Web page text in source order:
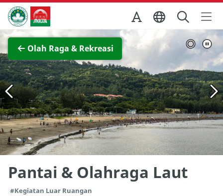
Skip to Main Content
Kantor Pariwisata Pemerintah Macau
Olah Raga & Rekreasi
Lihat layar penuh
Pantai & Olahraga Laut
#Kegiatan Luar Ruangan